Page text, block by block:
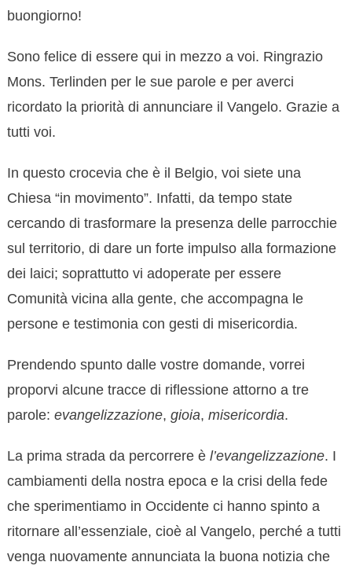
buongiorno!
Sono felice di essere qui in mezzo a voi. Ringrazio
Mons. Terlinden per le sue parole e per averci
ricordato la priorità di annunciare il Vangelo. Grazie a
tutti voi.
In questo crocevia che è il Belgio, voi siete una
Chiesa “in movimento”. Infatti, da tempo state
cercando di trasformare la presenza delle parrocchie
sul territorio, di dare un forte impulso alla formazione
dei laici; soprattutto vi adoperate per essere
Comunità vicina alla gente, che accompagna le
persone e testimonia con gesti di misericordia.
Prendendo spunto dalle vostre domande, vorrei
proporvi alcune tracce di riflessione attorno a tre
parole: evangelizzazione, gioia, misericordia.
La prima strada da percorrere è l’evangelizzazione. I
cambiamenti della nostra epoca e la crisi della fede
che sperimentiamo in Occidente ci hanno spinto a
ritornare all’essenziale, cioè al Vangelo, perché a tutti
venga nuovamente annunciata la buona notizia che